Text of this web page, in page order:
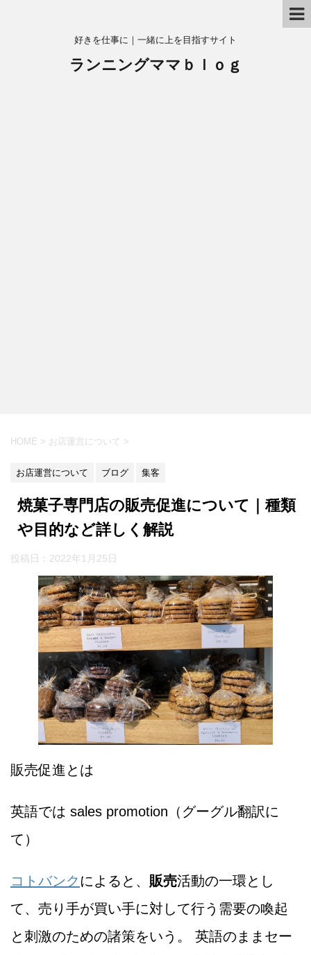
好きを仕事に｜一緒に上を目指すサイト
ランニングママｂｌｏｇ
HOME > お店運営について >
お店運営について ブログ 集客
焼菓子専門店の販売促進について｜種類
や目的など詳しく解説
投稿日： 2022年1月25日
販売促進とは
英語では sales promotion（グーグル翻訳に
て）
コトバンク によると、 販売活動の一環とし
て、売り手が買い手に対して行う需要の喚起
と刺激のための諸策をいう。 英語のままセー